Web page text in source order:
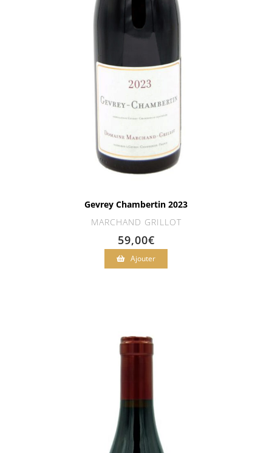
Gevrey Chambertin 2023
MARCHAND GRILLOT
59,00€
Ajouter